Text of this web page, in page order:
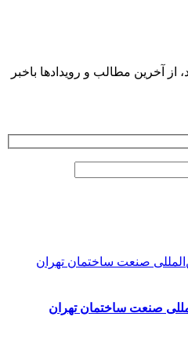
آخرین مطالب و رویدادها باخبر
صنعت ساختمان تهران